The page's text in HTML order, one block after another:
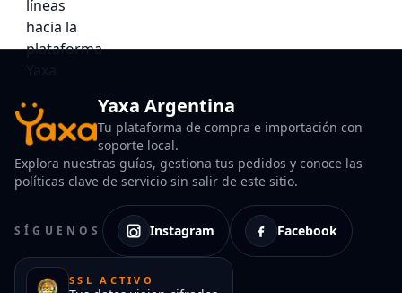
Yaxa Argentina
Tu plataforma de compra e importación con
soporte local.
Explora nuestras guías, gestiona tus pedidos y conoce las
políticas clave de servicio sin salir de este sitio.
SÍGUENOS Instagram Facebook
SSL ACTIVO